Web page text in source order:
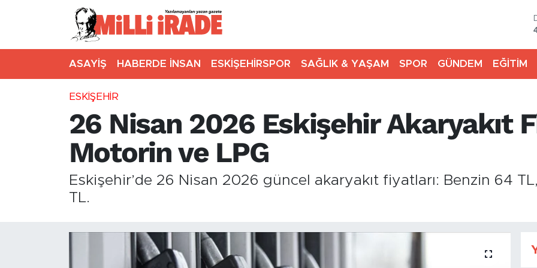
ASAYİŞ HABERDE İNSAN ESKİŞEHİRSPOR SAĞLIK & YAŞAM SPOR GÜNDEM EĞİTİM
ESKİŞEHİR
26 Nisan 2026 Eskişehir Akaryakıt
Motorin ve LPG
Eskişehir’de 26 Nisan 2026 güncel akaryakıt fiyatları: Benzin 64
TL.